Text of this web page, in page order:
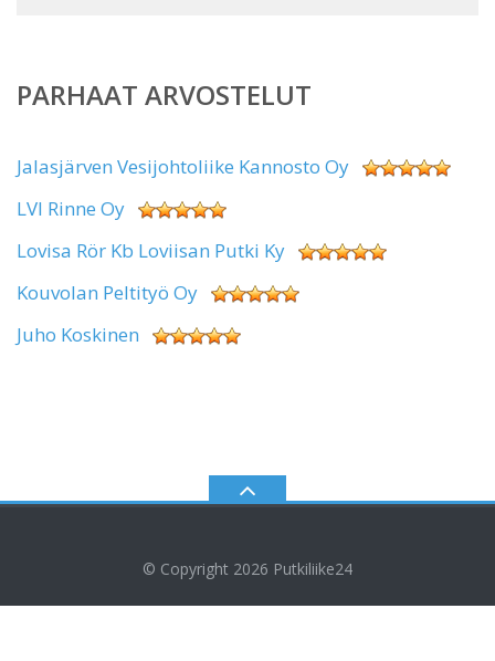
PARHAAT ARVOSTELUT
Jalasjärven Vesijohtoliike Kannosto Oy
LVI Rinne Oy
Lovisa Rör Kb Loviisan Putki Ky
Kouvolan Peltityö Oy
Juho Koskinen
© Copyright 2026 Putkiliike24